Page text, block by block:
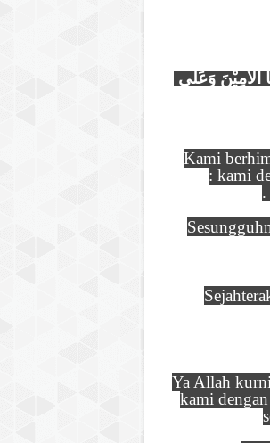
Kami
kami
Ya Allah
kami